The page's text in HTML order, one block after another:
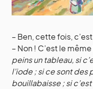
– Ben, cette fois,
– Non ! C’est le
peins un tableau, si
l’iode ; si ce sont des
bouillabaisse ; si